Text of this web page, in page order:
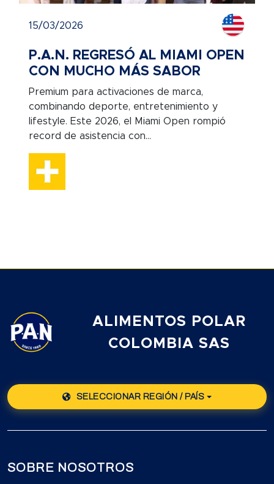
15/03/2026
P.A.N. REGRESÓ AL MIAMI OPEN
CON MUCHO MÁS SABOR
Premium para activaciones de marca,
combinando deporte, entretenimiento y
lifestyle. Este 2026, el Miami Open rompió
record de asistencia con...
ALIMENTOS POLAR
COLOMBIA SAS
SELECCIONAR REGIÓN / PAÍS
SOBRE NOSOTROS